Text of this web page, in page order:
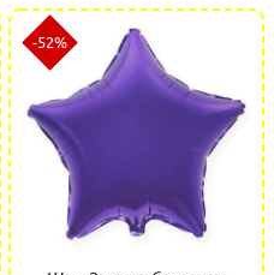
-52%